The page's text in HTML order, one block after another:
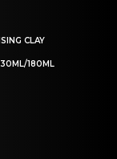
CLAY
30ML/180ML